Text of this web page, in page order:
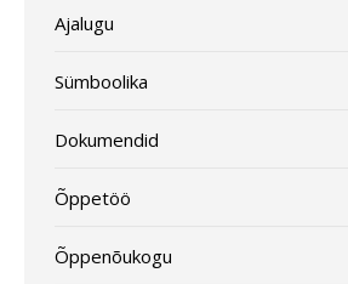
Ajalugu
Sümboolika
Dokumendid
Õppetöö
Õppenõukogu